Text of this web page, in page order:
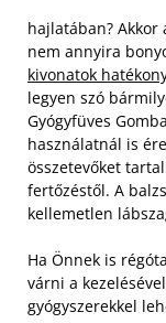
hajlatában?
nem annyira
kivonatok
legyen szó
Gyógyfüves
használatnál is
összetevőket
fertőzéstől. A
kellemetlen
Ha Önnek is
várni a
gyógyszerekkel